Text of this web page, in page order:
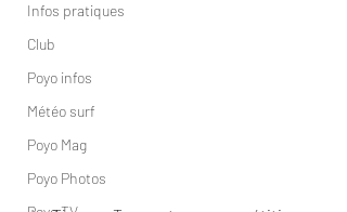
Infos pratiques
Club
Poyo infos
Météo surf
Poyo Mag
Poyo Photos